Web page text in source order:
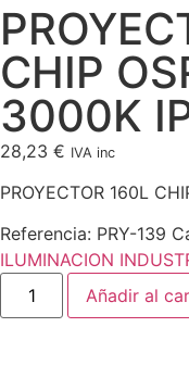
CHIP
3000K
28,23 € IVA inc
PROYECTOR 160L
Referencia: PRY-139
ILUMINACION
Añadir al